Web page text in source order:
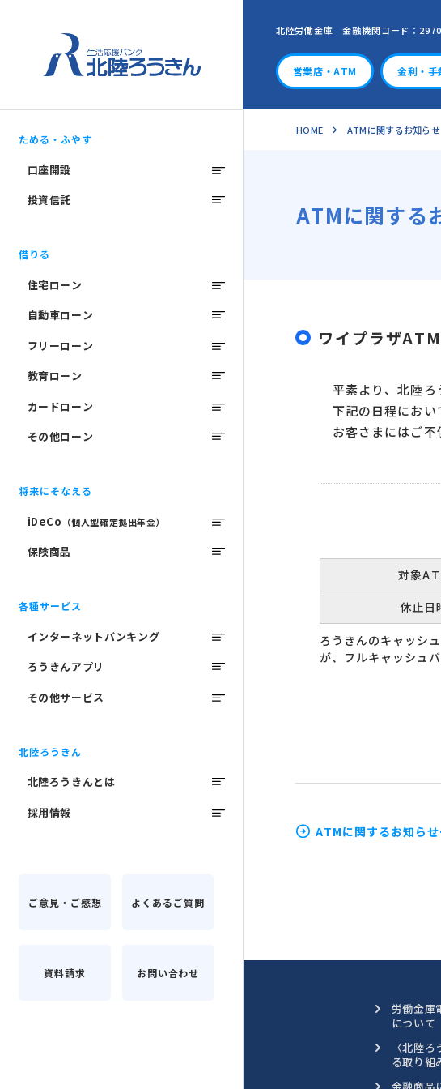
ためる・ふやす
口座開設
投資信託
借りる
住宅ローン
自動車ローン
フリーローン
教育ローン
カードローン
その他ローン
将来にそなえる
iDeCo （個人型確定拠出年金）
保険商品
各種サービス
インターネットバンキング
ろうきんアプリ
その他サービス
北陸ろうきん
北陸ろうきんとは
採用情報
ご意見・ご感想 よくあるご質問
資料請求 お問い合わせ
北陸労働金庫 金融機関コード：2970
営業店・ATM 金利・手
HOME ATMに関するお知らせ
ATMに関する
ワイプラザ
平素より、北陸ろ
下記の日程におい
お客さまにはご不
対象
休止日
ろうきんのキャッシ
が、フルキャッシュ
ATMに関するお知ら
労働金庫
について
〈北陸
る取り組